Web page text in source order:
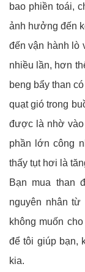
bao phiền toái,
ảnh hưởng đến
đến vận hành lò
nhiều lần, hơn
beng bẩy than
quạt gió trong
được là nhờ vào
phần lớn công
thấy tụt hơi là
Bạn mua than
nguyên nhân
không muốn
để tôi giúp bạn,
kia.